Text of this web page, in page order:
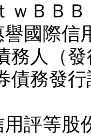
ｗＢＢ
國際信
務人（
債務發
評等股